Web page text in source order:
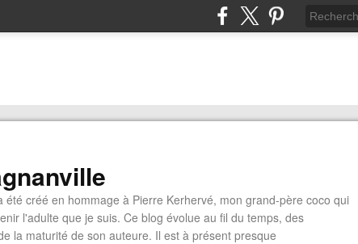
été créé en hommage à Pierre Kerhervé, mon grand-père coco qui
l'adulte que je suis. Ce blog évolue au fil du temps, des
la maturité de son auteure. Il est à présent presque